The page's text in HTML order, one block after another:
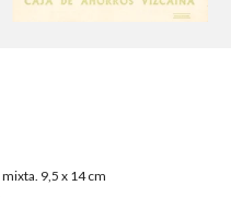
9,5 x 14 cm